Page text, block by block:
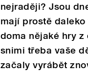
nejraději? Jsou
mají prostě
doma nějaké hry
snimi třeba vaše
začaly vyrábět